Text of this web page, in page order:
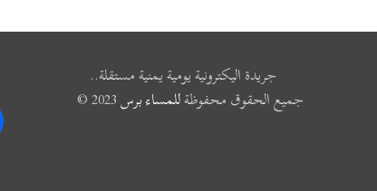
جريدة اليكترونية يومية يمنية مستقلة..
جميع الحقوق محفوظةللمساء برس